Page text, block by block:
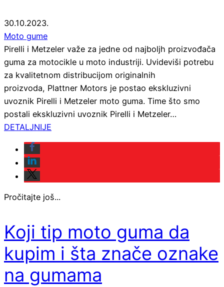
30.10.2023.
Moto gume
Pirelli i Metzeler važe za jedne od najboljh proizvođača
guma za motocikle u moto industriji. Uvideviši potrebu
za kvalitetnom distribucijom originalnih
proizvoda, Plattner Motors je postao ekskluzivni
uvoznik Pirelli i Metzeler moto guma. Time što smo
postali ekskluzivni uvoznik Pirelli i Metzeler…
DETALJNIJE
Pročitajte još...
Koji tip moto guma da
kupim i šta znače oznake
na gumama